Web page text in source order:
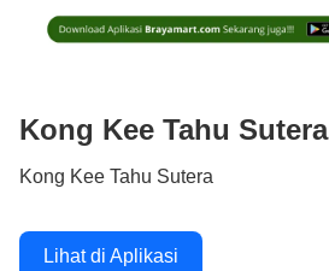
Kong Kee Tahu Sutera
Kong Kee Tahu Sutera
Lihat di Aplikasi